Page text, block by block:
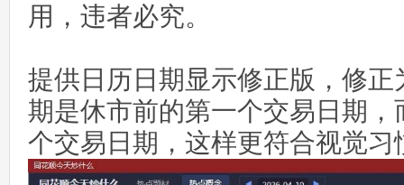
用，违者必究。
提供日历日期显示修正版，修
期是休市前的第一个交易日期
个交易日期，这样更符合视觉习